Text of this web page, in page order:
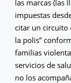
las marcas (las
impuestas
citar un circuito
la polis”
familias
servicios de
no los